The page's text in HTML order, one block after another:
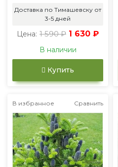
Доставка по Тимашевску от
3-5 дней
Цена: 1 590 ₽ 1 630 ₽
В наличии
Купить
В избранное Сравнить